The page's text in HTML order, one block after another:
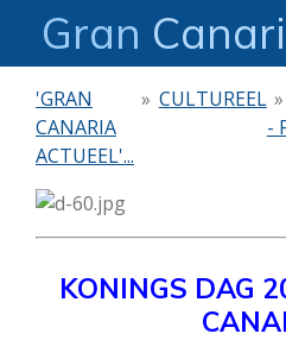
direct
hoofdinhoud
Gran
'GRAN
CANARIA
ACTUEEL'...
» CULTUREEL »
-
KONINGS DAG